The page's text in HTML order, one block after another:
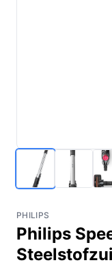
PHILIPS
Philips